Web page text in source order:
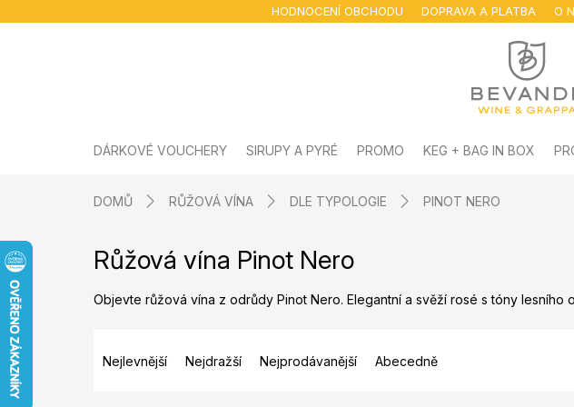
na
HODNOCENÍ OBCHODU DOPRAVA A PLATBA O
DÁRKOVÉ VOUCHERY SIRUPY A PYRÉ PROMO KEG + BAG IN BOX
DOMŮ RŮŽOVÁ VÍNA DLE TYPOLOGIE PINOT NERO
Růžová vína Pinot Nero
Objevte růžová vína z odrůdy Pinot Nero. Elegantní a svěží rosé s tóny
aNejlevnější Nejdražší Nejprodávanější Abecedně